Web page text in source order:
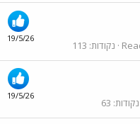
19/5/26
נקודות 113
19/5/26
נקודות 63